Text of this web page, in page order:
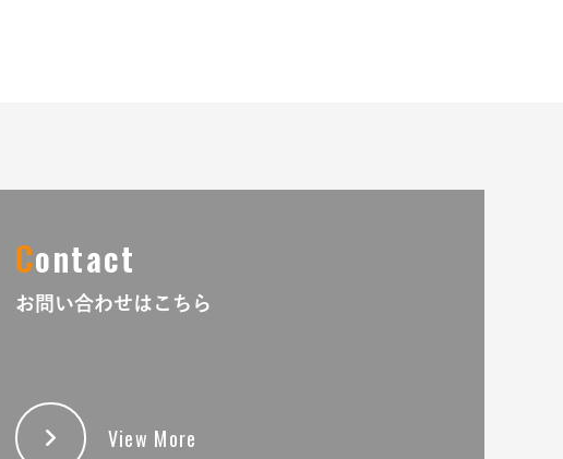
Contact
お問い合わせはこちら
View More